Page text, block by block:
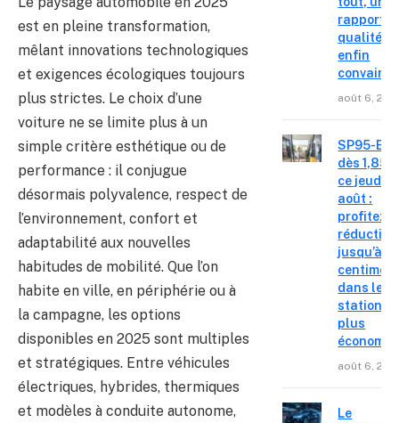
est en pleine transformation,
mêlant innovations technologiques
et exigences écologiques toujours
plus strictes. Le choix d’une
voiture ne se limite plus à un
simple critère esthétique ou de
performance : il conjugue
désormais polyvalence, respect de
l’environnement, confort et
adaptabilité aux nouvelles
habitudes de mobilité. Que l’on
habite en ville, en périphérie ou à
la campagne, les options
disponibles en 2025 sont multiples
et stratégiques. Entre véhicules
électriques, hybrides, thermiques
et modèles à conduite autonome,
rapport
qualité-
enfin
août 6,
SP95-E10
dès 1,85
ce jeudi 6
août :
profitez
jusqu’à 15
centimes
dans les
stations
plus
août 6,
Le